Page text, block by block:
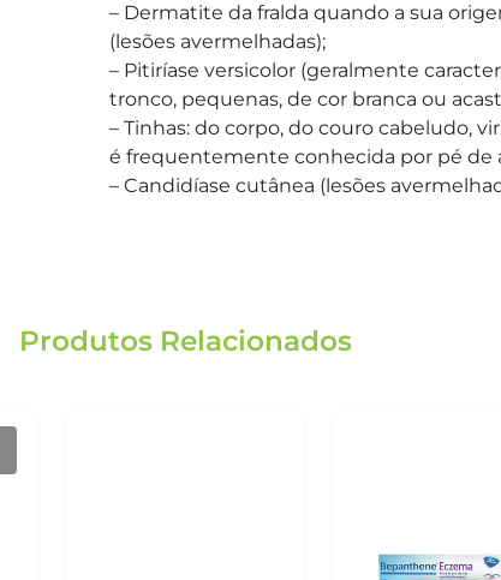
– Dermatite da fralda quando a sua
(lesões avermelhadas);
– Pitiríase versicolor (geralmente
tronco, pequenas, de cor branca ou
– Tinhas: do corpo, do couro cabeludo,
é frequentemente conhecida por pé de
– Candidíase cutânea (lesões
Produtos Relacionados